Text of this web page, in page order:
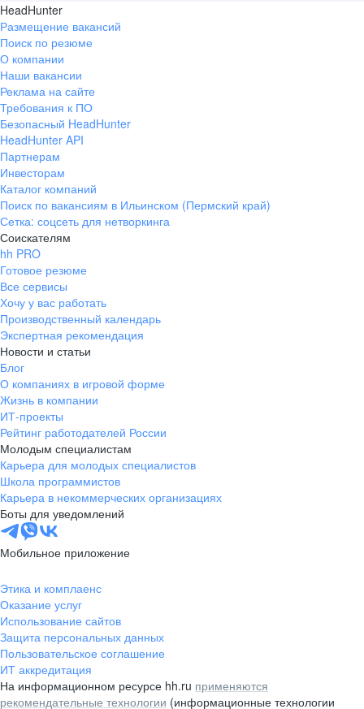
HeadHunter
Размещение вакансий
Поиск по резюме
О компании
Наши вакансии
Реклама на сайте
Требования к ПО
Безопасный HeadHunter
HeadHunter API
Партнерам
Инвесторам
Каталог компаний
Поиск по вакансиям в Ильинском (Пермский край)
Сетка: соцсеть для нетворкинга
Соискателям
hh PRO
Готовое резюме
Все сервисы
Хочу у вас работать
Производственный календарь
Экспертная рекомендация
Новости и статьи
Блог
О компаниях в игровой форме
Жизнь в компании
ИТ-проекты
Рейтинг работодателей России
Молодым специалистам
Карьера для молодых специалистов
Школа программистов
Карьера в некоммерческих организациях
Боты для уведомлений
Мобильное приложение
Этика и комплаенс
Оказание услуг
Использование сайтов
Защита персональных данных
Пользовательское соглашение
ИТ аккредитация
На информационном ресурсе hh.ru применяются
рекомендательные технологии (информационные технологии